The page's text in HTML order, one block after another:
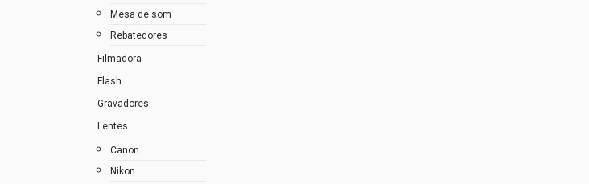
Mesa de som
Rebatedores
Filmadora
Flash
Gravadores
Lentes
Canon
Nikon